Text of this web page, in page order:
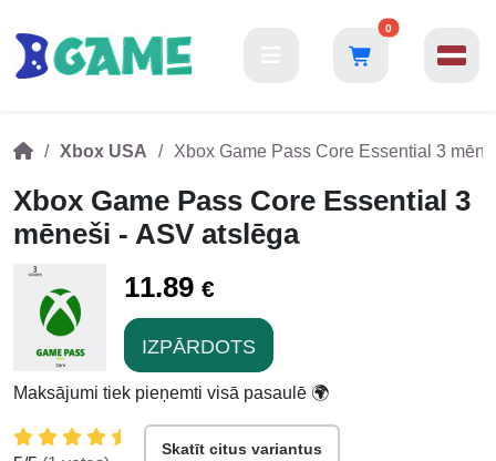
0
Xbox USA Xbox Game Pass Core Essential 3
Xbox Game Pass Core Essential 3
mēneši - ASV atslēga
11.89 €
IZPĀRDOTS
Maksājumi tiek pieņemti visā pasaulē 🌍
Skatīt citus variantus